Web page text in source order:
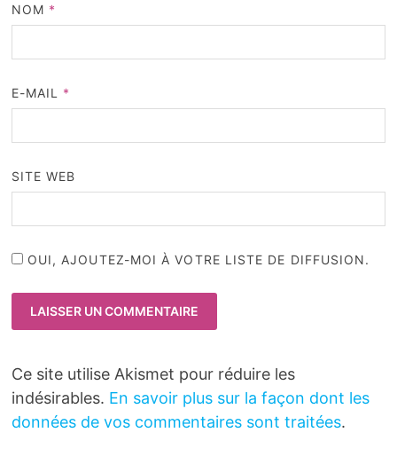
NOM *
E-MAIL *
SITE WEB
OUI, AJOUTEZ-MOI À VOTRE LISTE DE DIFFUSION.
Ce site utilise Akismet pour réduire les
indésirables. En savoir plus sur la façon dont les
données de vos commentaires sont traitées.